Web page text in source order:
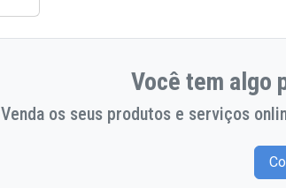
Você tem algo
Venda os seus produtos e serviços